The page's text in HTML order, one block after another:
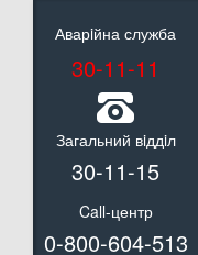
Аварiйна служба
30-11-11
Загальний вiддiл
30-11-15
Call-центр
0-800-604-513